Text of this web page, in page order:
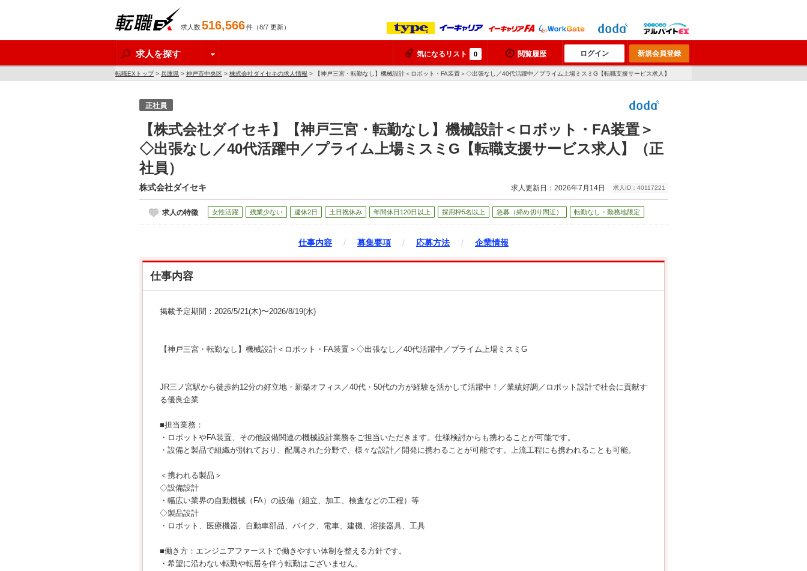
求人数516,566件（8/7 更新）
求人を探す 気になるリスト 0 閲覧履歴 ログイン 新規会員登録
転職EXトップ> 兵庫県 > 神戸市中央区 > 株式会社ダイセキの求人情報 > 【神戸三宮・転勤なし】機械設計＜ロボット・FA装置＞◇出張なし／40代活躍中／プライム上場ミスミG【転職支援サービス求人】
正社員
【株式会社ダイセキ】【神戸三宮・転勤なし】機械設計＜ロボット・FA装置＞
◇出張なし／40代活躍中／プライム上場ミスミG【転職支援サービス求人】（正
社員）
株式会社ダイセキ 求人更新日：2026年7月14日 求人ID：40117221
求人の特徴 女性活躍 残業少ない 週休2日 土日祝休み 年間休日120日以上 採用枠5名以上 急募（締め切り間近） 転勤なし・勤務地限定
仕事内容 / 募集要項 / 応募方法 / 企業情報
仕事内容
掲載予定期間：2026/5/21(木)〜2026/8/19(水)
【神戸三宮・転勤なし】機械設計＜ロボット・FA装置＞◇出張なし／40代活躍中／プライム上場ミスミG
JR三ノ宮駅から徒歩約12分の好立地・新築オフィス／40代・50代の方が経験を活かして活躍中！／業績好調／ロボット設計で社会に貢献す
る優良企業
■担当業務：
・ロボットやFA装置、その他設備関連の機械設計業務をご担当いただきます。仕様検討からも携わることが可能です。
・設備と製品で組織が別れており、配属された分野で、様々な設計／開発に携わることが可能です。上流工程にも携われることも可能。
＜携われる製品＞
◇設備設計
・幅広い業界の自動機械（FA）の設備（組立、加工、検査などの工程）等
◇製品設計
・ロボット、医療機器、自動車部品、バイク、電車、建機、溶接器具、工具
■働き方：エンジニアファーストで働きやすい体制を整える方針です。
・希望に沿わない転勤や転居を伴う転勤はございません。